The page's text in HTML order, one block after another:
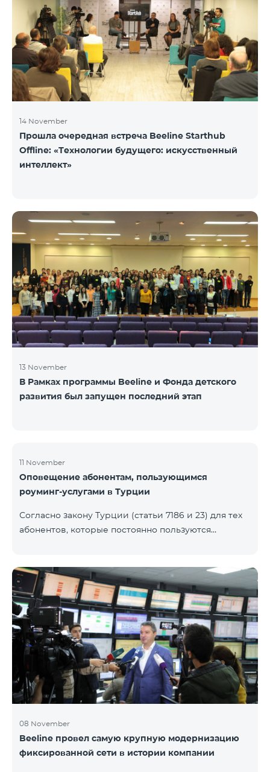
14 November
Прошла очередная встреча Beeline Starthub
Offline: «Технологии будущего: искусственный
интеллект»
13 November
В Рамках программы Beeline и Фонда детского
развития был запущен последний этап
11 November
Оповещение абонентам, пользующимся
роуминг-услугами в Турции
Согласно закону Турции (статьи 7186 и 23) для тех
абонентов, которые постоянно пользуются
мобильными сетями со стороны турецких
операторов. Постоянным пользователем услуг
передачи данных считается тот абонент, который с
одним и тем же телефонным аппаратом (кодом
IMEI) пользуется услугами роуминга 91 и более
суммарных дней в течение 120 дней. Исходя из
требований закона Турции, Team предупреждает
своих а
08 November
Beeline провел самую крупную модернизацию
фиксированной сети в истории компании